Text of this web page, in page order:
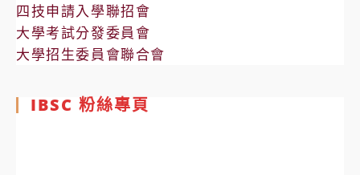
四技申請入學聯招會
大學考試分發委員會
大學招生委員會聯合會
IBSC 粉絲專頁